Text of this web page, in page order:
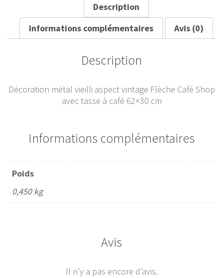
Description
Informations complémentaires
Avis (0)
Description
Décoration métal vieilli aspect vintage Flèche Café Shop
avec tasse à café 62×30 cm
Informations complémentaires
Poids
0,450 kg
Avis
Il n’y a pas encore d’avis.